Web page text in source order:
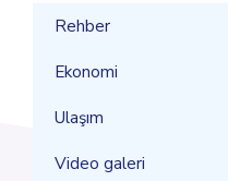
Rehber
Ekonomi
Ulaşım
Video galeri